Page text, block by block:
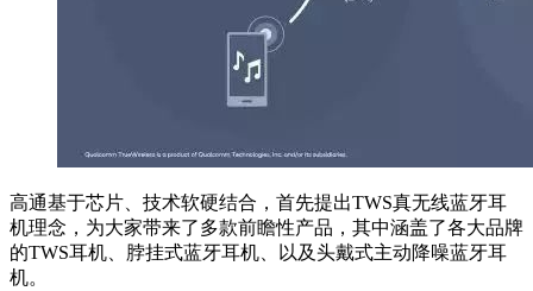
高通基于芯片、技术软硬结合，首先提出TWS真无线蓝牙耳
机理念，为大家带来了多款前瞻性产品，其中涵盖了各大品牌
的TWS耳机、脖挂式蓝牙耳机、以及头戴式主动降噪蓝牙耳
机。